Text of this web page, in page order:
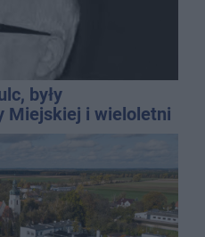
były
Miejskiej i wieloletni